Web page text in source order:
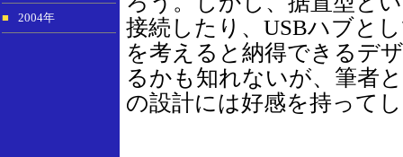
■ 2004年
接続したり、USBハブと
を考えると納得できるデ
るかも知れないが、筆者
の設計には好感を持って